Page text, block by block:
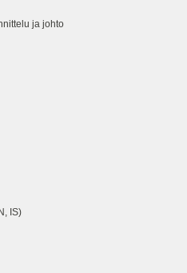
ja johto
IS)